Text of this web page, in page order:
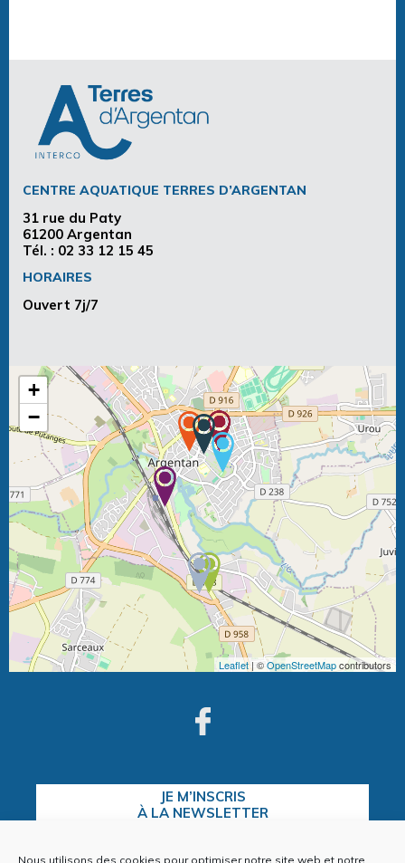
Nous utilisons des cookies pour optimiser notre site web et notre
CENTRE AQUATIQUE TERRES D’ARGENTAN
31 rue du Paty
61200 Argentan
Tél. : 02 33 12 15 45
HORAIRES
Ouvert 7j/7
+
−
Leaflet| ©OpenStreetMapcontributors
JE M’INSCRIS
À LA NEWSLETTER